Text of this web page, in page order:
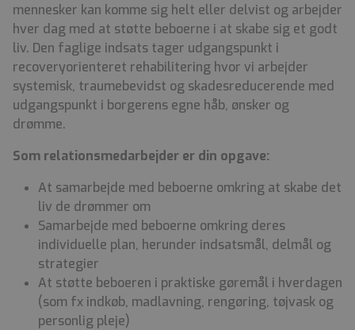
mennesker kan komme sig helt eller delvist og arbejder
hver dag med at støtte beboerne i at skabe sig et godt
liv. Den faglige indsats tager udgangspunkt i
recoveryorienteret rehabilitering hvor vi arbejder
systemisk, traumebevidst og skadesreducerende med
udgangspunkt i borgerens egne håb, ønsker og
drømme.
Som relationsmedarbejder er din opgave:
At samarbejde med beboerne omkring at skabe det
liv de drømmer om
Samarbejde med beboerne omkring deres
individuelle plan, herunder indsatsmål, delmål og
strategier
At støtte beboeren i praktiske gøremål i hverdagen
(som fx indkøb, madlavning, rengøring, tøjvask og
personlig pleje)